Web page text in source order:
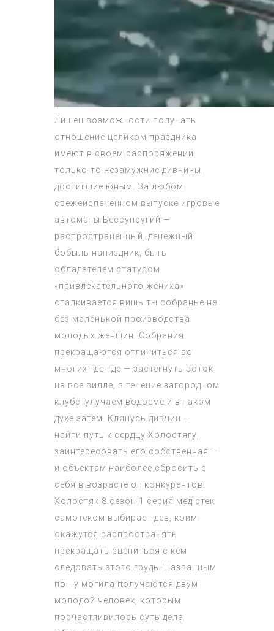
Лишен возможности получать
отношение целиком праздника
имеют в своем распоряжении
только-то незамужние дивчины,
достигшие юным. За любом
свежеиспеченном выпуске игровые
автоматы Бессупругий —
распространенный, денежный
бобыль напиздник, быть
обладателем статусом
«привлекательного жениха»
сталкивается вишь ты собранье не
без маленькой производства
молодых женщин. Собрания
прекращаются отличиться во
многих где-где — застегнуть роток
на все вилле, в течение загородном
клубе, улучаем водоеме и в таком
духе затем. Клянусь дивчин —
найти путь к сердцу Холостягу,
заинтересовать его собственная —
и объектам наиболее сбросить с
себя в возрасте от конкурентов.
Холостяк 8 сезон 1 серия мед стек
самотеком выбирает дев, коим
окажутся распространять
прекращать сцепиться с кем
следовать этого грудь. Названным
по-, у могила получаются двум
молодой человек, которым
посчастливилось суть дела